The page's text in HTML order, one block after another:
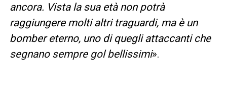
ancora. Vista la sua età non potrà
raggiungere molti altri traguardi, ma è un
bomber eterno, uno di quegli attaccanti che
segnano sempre gol bellissimi».